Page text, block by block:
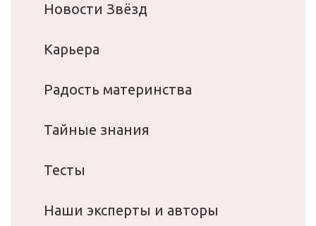
Новости Звёзд
Карьера
Радость материнства
Тайные знания
Тесты
Наши эксперты и авторы